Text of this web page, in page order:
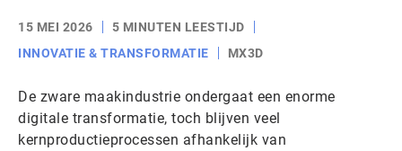
15 MEI 2026
5 MINUTEN LEESTIJD
INNOVATIE & TRANSFORMATIE
MX3D
De zware maakindustrie ondergaat een enorme
digitale transformatie, toch blijven veel
kernproductieprocessen afhankelijk van